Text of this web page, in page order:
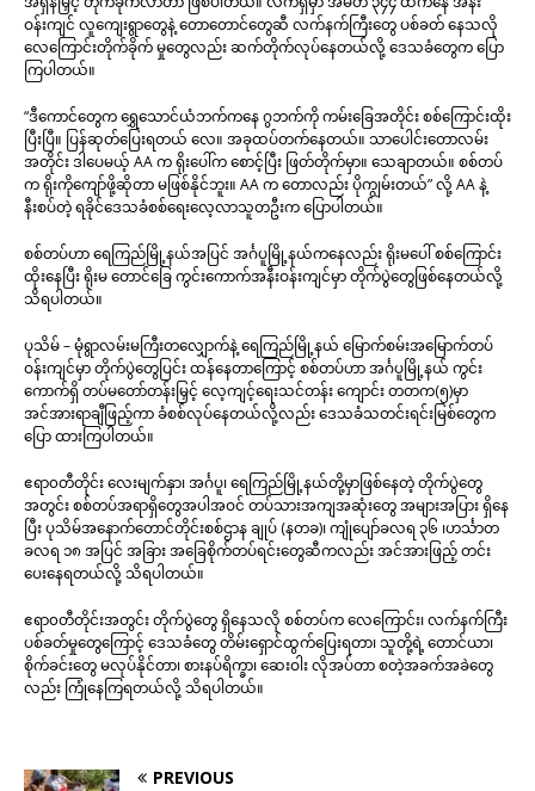
ဝန်းကျင် လူကျေးရွာတွေနဲ့ တောတောင်တွေဆီ လက်နက်ကြီးတွေ ပစ်ခတ် နေသလို
လေကြောင်းတိုက်ခိုက် မှုတွေလည်း ဆက်တိုက်လုပ်နေတယ်လို့ ဒေသခံတွေက ပြော
ကြပါတယ်။
“ဒီကောင်တွေက ရွှေသောင်ယံဘက်ကနေ ဂွဘက်ကို ကမ်းခြေအတိုင်း စစ်ကြောင်းထိုး
ပြီးပြီ။ ပြန်ဆုတ်ပြေးရတယ် လေ။ အခုထပ်တက်နေတယ်။ သာပေါင်းတောလမ်း
အတိုင်း ဒါပေမယ့် AA က ရိုးပေါ်က စောင့်ပြီး ဖြတ်တိုက်မှာ။ သေချာတယ်။ စစ်တပ်
က ရိုးကိုကျော်ဖို့ဆိုတာ မဖြစ်နိုင်ဘူး။ AA က တောလည်း ပိုကျွမ်းတယ်” လို့ AA နဲ့
နီးစပ်တဲ့ ရခိုင်ဒေသခံစစ်ရေးလေ့လာသူတဦးက ပြောပါတယ်။
စစ်တပ်ဟာ ရေကြည်မြို့နယ်အပြင် အင်္ဂပူမြို့နယ်ကနေလည်း ရိုးမပေါ် စစ်ကြောင်း
ထိုးနေပြီး ရိုးမ တောင်ခြေ ကွင်းကောက်အနီးဝန်းကျင်မှာ တိုက်ပွဲတွေဖြစ်နေတယ်လို့
သိရပါတယ်။
ပုသိမ် – မုံရွာလမ်းမကြီးတလျှောက်နဲ့ ရေကြည်မြို့နယ် မြောက်စမ်းအမြောက်တပ်
ဝန်းကျင်မှာ တိုက်ပွဲတွေပြင်း ထန်နေတာကြောင့် စစ်တပ်ဟာ အင်္ဂပူမြို့နယ် ကွင်း
ကောက်ရှိ တပ်မတော်တန်းမြှင့် လေ့ကျင့်ရေးသင်တန်း ကျောင်း တတက(၅)မှာ
အင်အားရာချီဖြည့်ကာ ခံစစ်လုပ်နေတယ်လို့လည်း ဒေသခံသတင်းရင်းမြစ်တွေက
ပြော ထားကြပါတယ်။
ဧရာ၀တီတိုင်း လေးမျက်နှာ၊ အင်္ဂပူ၊ ရေကြည်မြို့နယ်တို့မှာဖြစ်နေတဲ့ တိုက်ပွဲတွေ
အတွင်း စစ်တပ်အရာရှိတွေအပါအဝင် တပ်သားအကျအဆုံးတွေ အများအပြား ရှိနေ
ပြီး ပုသိမ်အနောက်တောင်တိုင်းစစ်ဌာန ချုပ် (နတခ)၊ ကျုံပျော်ခလရ ၃၆ ၊ဟင်္သာတ
ခလရ ၁၈ အပြင် အခြား အခြေစိုက်တပ်ရင်းတွေဆီကလည်း အင်အားဖြည့် တင်း
ပေးနေရတယ်လို့ သိရပါတယ်။
ဧရာ၀တီတိုင်းအတွင်း တိုက်ပွဲတွေ ရှိနေသလို စစ်တပ်က လေကြောင်း၊ လက်နက်ကြီး
ပစ်ခတ်မှုတွေကြောင့် ဒေသခံတွေ တိမ်းရှောင်ထွက်ပြေးရတာ၊ သူတို့ရဲ့ တောင်ယာ၊
စိုက်ခင်းတွေ မလုပ်နိုင်တာ၊ စားနပ်ရိက္ခာ၊ ဆေးဝါး လိုအပ်တာ စတဲ့အခက်အခဲတွေ
လည်း ကြုံနေကြရတယ်လို့ သိရပါတယ်။
PREVIOUS